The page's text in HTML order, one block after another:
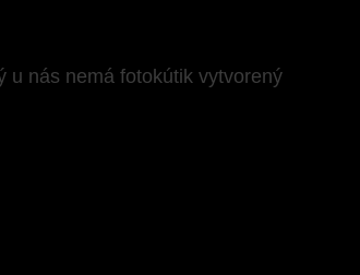
u nás nemá fotokútik vytvorený